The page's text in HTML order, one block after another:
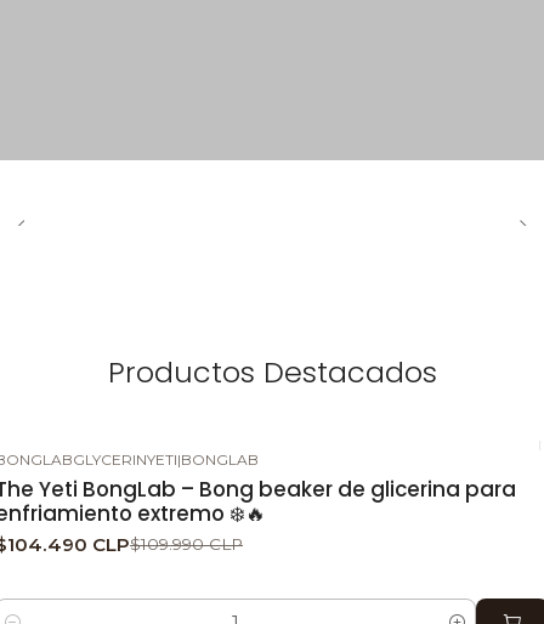
Productos Destacados
|BONGLAB
Yeti BongLab – Bong beaker de glicerina para
extremo ❄️🔥
CLP$109.990 CLP